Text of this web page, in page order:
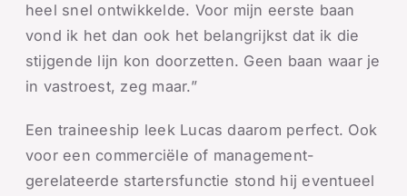
heel snel ontwikkelde. Voor mijn eerste baan
vond ik het dan ook het belangrijkst dat ik die
stijgende lijn kon doorzetten. Geen baan waar je
in vastroest, zeg maar.”
Een traineeship leek Lucas daarom perfect. Ook
voor een commerciële of management-
gerelateerde startersfunctie stond hij eventueel